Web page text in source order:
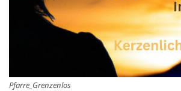
Pfarre_Grenzenlos